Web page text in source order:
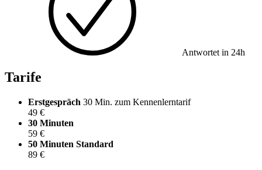
Antwortet in 24h
Tarife
Erstgespräch 30 Min. zum Kennenlerntarif
49 €
30 Minuten
59 €
50 Minuten Standard
89 €